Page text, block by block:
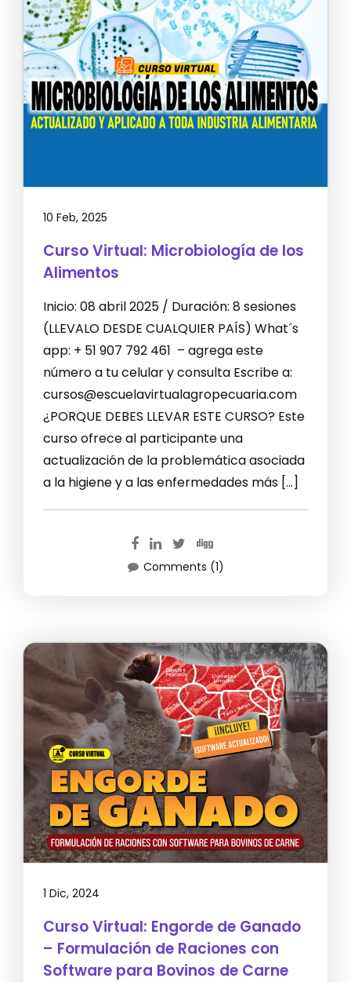
10 Feb, 2025
Curso Virtual: Microbiología de los
Alimentos
Inicio: 08 abril 2025 / Duración: 8 sesiones
(LLEVALO DESDE CUALQUIER PAÍS) What´s
app: + 51 907 792 461 – agrega este
número a tu celular y consulta Escribe a:
cursos@escuelavirtualagropecuaria.com
¿PORQUE DEBES LLEVAR ESTE CURSO? Este
curso ofrece al participante una
actualización de la problemática asociada
a la higiene y a las enfermedades más […]
Comments (1)
1 Dic, 2024
Curso Virtual: Engorde de Ganado
– Formulación de Raciones con
Software para Bovinos de Carne